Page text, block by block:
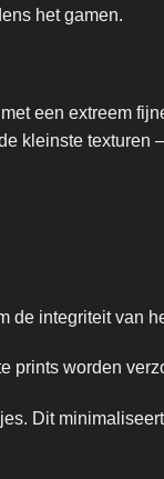
het gamen.
met een extreem
kleinste
de integriteit van
prints worden
Dit